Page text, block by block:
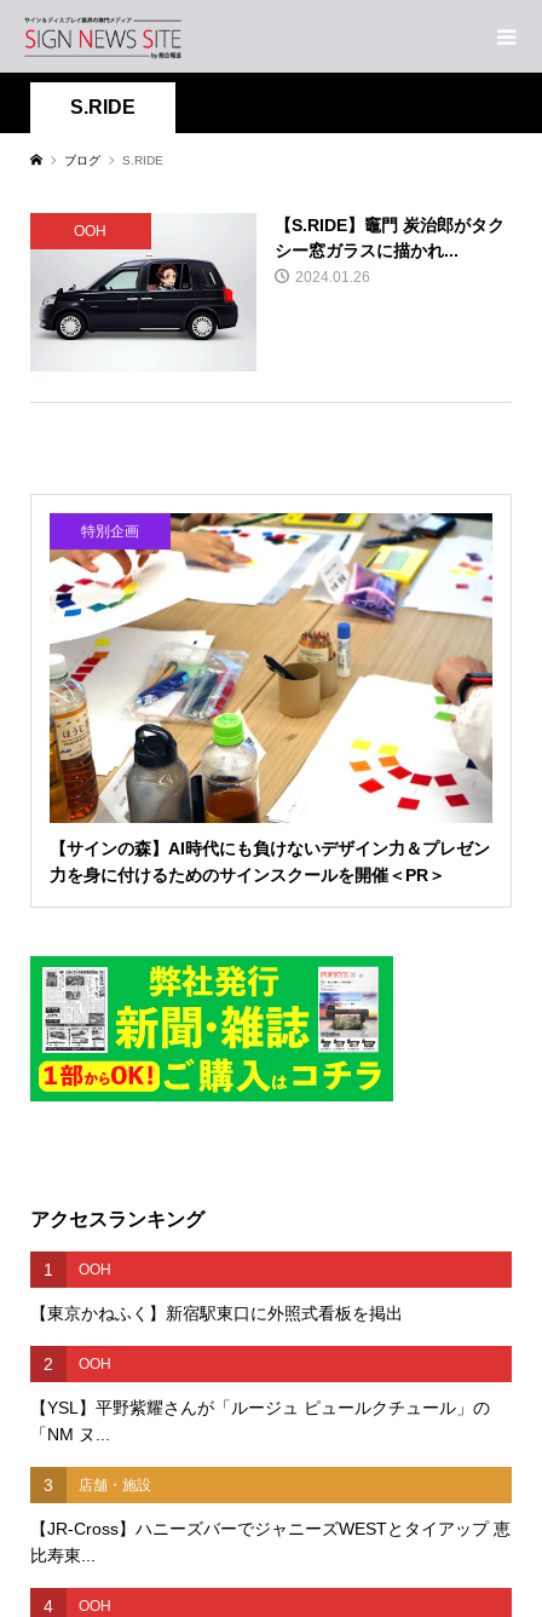
S.RIDE
ブログ S.RIDE
OOH
【S.RIDE】竈門 炭治郎がタク
シー窓ガラスに描かれ...
2024.01.26
特別企画
【サインの森】AI時代にも負けないデザイン力＆プレゼン
力を身に付けるためのサインスクールを開催＜PR＞
アクセスランキング
1 OOH
【東京かねふく】新宿駅東口に外照式看板を掲出
2 OOH
【YSL】平野紫耀さんが「ルージュ ピュールクチュール」の
「NM ヌ...
3 店舗・施設
【JR-Cross】ハニーズバーでジャニーズWESTとタイアップ 恵
比寿東...
4 OOH